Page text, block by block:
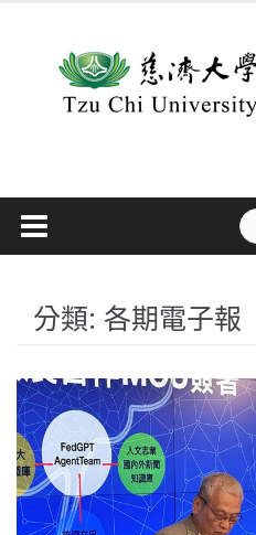
搜
尋
字:
分類: 各期電子報